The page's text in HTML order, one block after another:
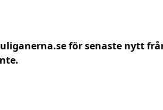
för senaste nytt